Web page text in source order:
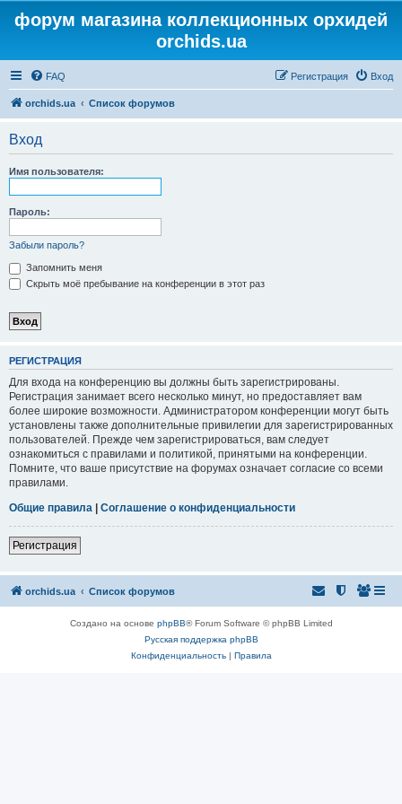
форум магазина коллекционных орхидей
orchids.ua
FAQ Вход
Регистрация
orchids.ua Список форумов
Вход
Имя пользователя:
Пароль:
Забыли пароль?
Запомнить меня
Скрыть моё пребывание на конференции в этот раз
РЕГИСТРАЦИЯ
Для входа на конференцию вы должны быть зарегистрированы.
Регистрация занимает всего несколько минут, но предоставляет вам
более широкие возможности. Администратором конференции могут быть
установлены также дополнительные привилегии для зарегистрированных
пользователей. Прежде чем зарегистрироваться, вам следует
ознакомиться с правилами и политикой, принятыми на конференции.
Помните, что ваше присутствие на форумах означает согласие со всеми
правилами.
Общие правила | Соглашение о конфиденциальности
Регистрация
orchids.ua Список форумов
Создано на основе phpBB® Forum Software © phpBB Limited
Русская поддержка phpBB
Конфиденциальность| Правила